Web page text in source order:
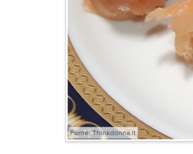
Fonte: Thinkdonna.it